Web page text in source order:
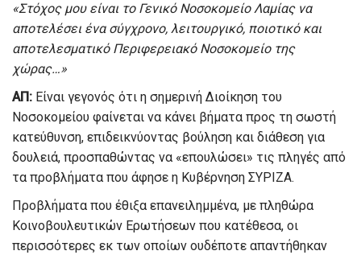
«Στόχος μου είναι το Γενικό Νοσοκομείο Λαμίας να
αποτελέσει ένα σύγχρονο, λειτουργικό, ποιοτικό και
αποτελεσματικό Περιφερειακό Νοσοκομείο της
χώρας…»
ΑΠ: Είναι γεγονός ότι η σημερινή Διοίκηση του
Νοσοκομείου φαίνεται να κάνει βήματα προς τη σωστή
κατεύθυνση, επιδεικνύοντας βούληση και διάθεση για
δουλειά, προσπαθώντας να «επουλώσει» τις πληγές από
τα προβλήματα που άφησε η Κυβέρνηση ΣΥΡΙΖΑ.
Προβλήματα που έθιξα επανειλημμένα, με πληθώρα
Κοινοβουλευτικών Ερωτήσεων που κατέθεσα, οι
περισσότερες εκ των οποίων ουδέποτε απαντήθηκαν